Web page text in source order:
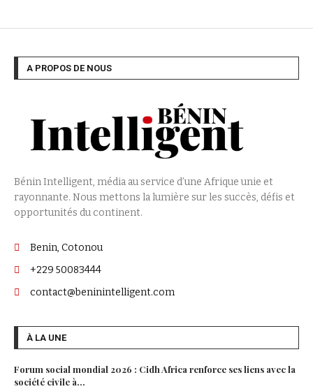
A PROPOS DE NOUS
Bénin Intelligent, média au service d’une Afrique unie et
rayonnante. Nous mettons la lumière sur les succès, défis et
opportunités du continent.
Benin, Cotonou
+229 50083444
contact@beninintelligent.com
À LA UNE
Forum social mondial 2026 : Cidh Africa renforce ses liens avec la
société civile à...